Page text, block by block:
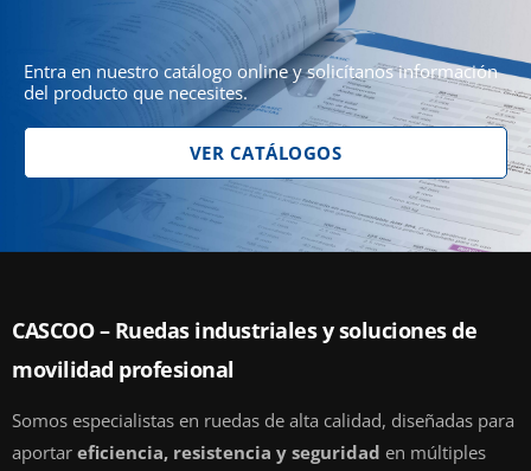
Entra en nuestro catálogo online y solicítanos información
del producto que necesites.
VER CATÁLOGOS
CASCOO – Ruedas industriales y soluciones de
movilidad profesional
Somos especialistas en ruedas de alta calidad, diseñadas para
aportar eficiencia, resistencia y seguridad en múltiples